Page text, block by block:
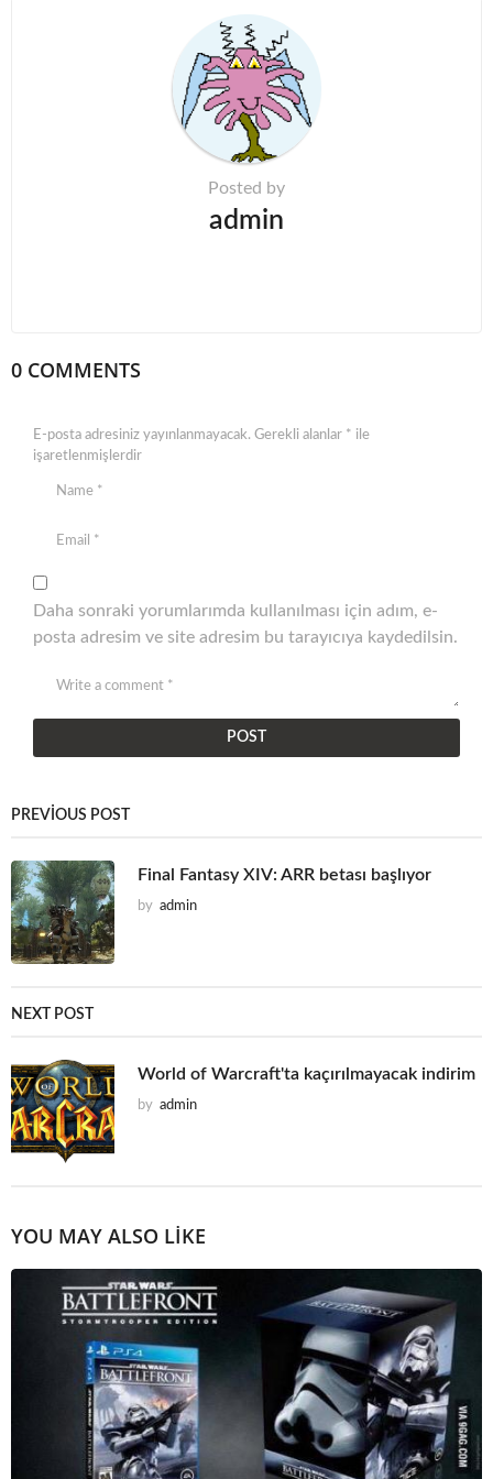
Posted by
admin
0 COMMENTS
E-posta adresiniz yayınlanmayacak. Gerekli alanlar * ile
işaretlenmişlerdir
Daha sonraki yorumlarımda kullanılması için adım, e-
posta adresim ve site adresim bu tarayıcıya kaydedilsin.
PREVIOUS POST
Final Fantasy XIV: ARR betası başlıyor
by admin
NEXT POST
World of Warcraft'ta kaçırılmayacak indirim
by admin
YOU MAY ALSO LIKE